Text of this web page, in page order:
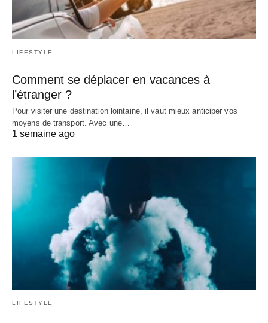
LIFESTYLE
Comment se déplacer en vacances à
l’étranger ?
Pour visiter une destination lointaine, il vaut mieux anticiper vos
moyens de transport. Avec une…
1 semaine ago
LIFESTYLE